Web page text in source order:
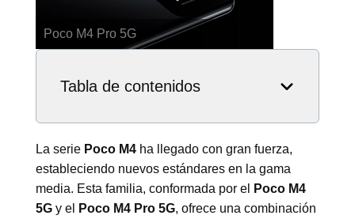
La serie Poco M4 ha llegado con gran fuerza,
estableciendo nuevos estándares en la gama
media. Esta familia, conformada por el
Poco M4
5G y el Poco M4 Pro 5G, ofrece una combinación
Poco M4 5G
Tabla de contenidos